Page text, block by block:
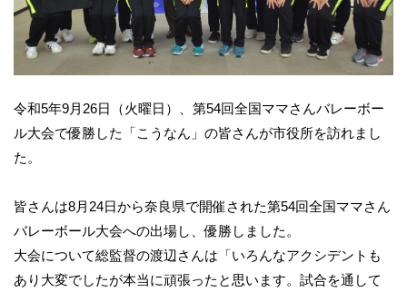
令和5年9月26日（火曜日）、第54回全国ママさんバレーボー
ル大会で優勝した「こうなん」の皆さんが市役所を訪れまし
た。
皆さんは8月24日から奈良県で開催された第54回全国ママさん
バレーボール大会への出場し、優勝しました。
大会について総監督の渡辺さんは「いろんなアクシデントも
あり大変でしたが本当に頑張ったと思います。試合を通して